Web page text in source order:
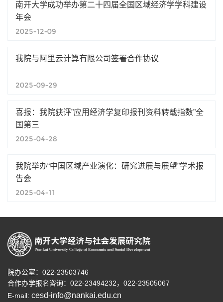
南开大学成功举办第二十四届全国区域经济学学科建设
年会
2025-12-09
我院与阿里云计算有限公司签署合作协议
2025-09-29
喜报：我院获评”应用经济学复印报刊资料转载指数”全
国第三
2025-04-28
我院举办“中国区域产业演化：研究进展与展望”学术报
告会
2025-04-11
院办公室：022-23503746
合作办学报名咨询： 022-23494232， 022-23505067
E-mail: cesd-info@nankai.edu.cn